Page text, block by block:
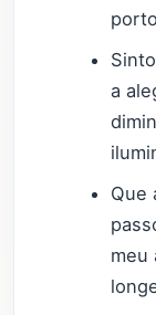
a
Que
meu